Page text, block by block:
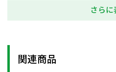
さらに
関連商品